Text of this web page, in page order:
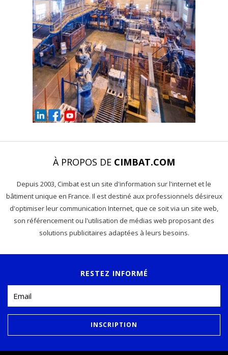
À PROPOS DE CIMBAT.COM
Depuis 2003, Cimbat est un site d'information sur l'internet et le
bâtiment unique en France. Il est destiné aux professionnels désireux
d'optimiser leur communication Internet, que ce soit via un site web,
son référencement ou l'utilisation de médias web proposant des
solutions publicitaires adaptées à leurs besoins.
RESTEZ INFORMÉ